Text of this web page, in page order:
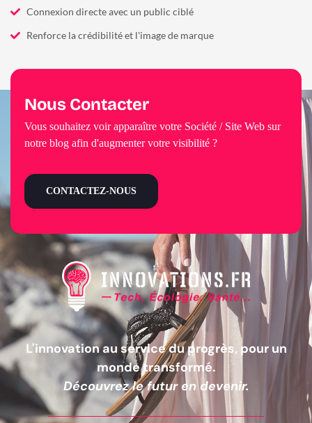
Connexion directe avec un public ciblé
Renforce la crédibilité et l'image de marque
L'innovation au service du progrès, pour un
monde transformé.
Découvrez le futur en devenir.
Nous Contacter
Vous souhaitez voir apparaître votre Société / Site Web sur
notre blog afin d'augmenter votre visibilité ?
CONTACTEZ-NOUS